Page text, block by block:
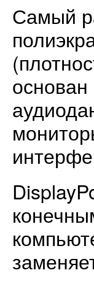
Самый